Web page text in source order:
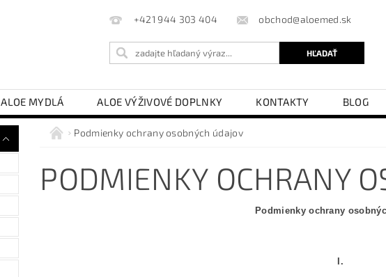
+421 944 303 404 obchod@aloemed.sk
ALOE MYDLÁ ALOE VÝŽIVOVÉ DOPLNKY KONTAKTY BLOG
Podmienky ochrany osobných údajov
PODMIENKY OCHRANY
Podmienky ochrany
I.